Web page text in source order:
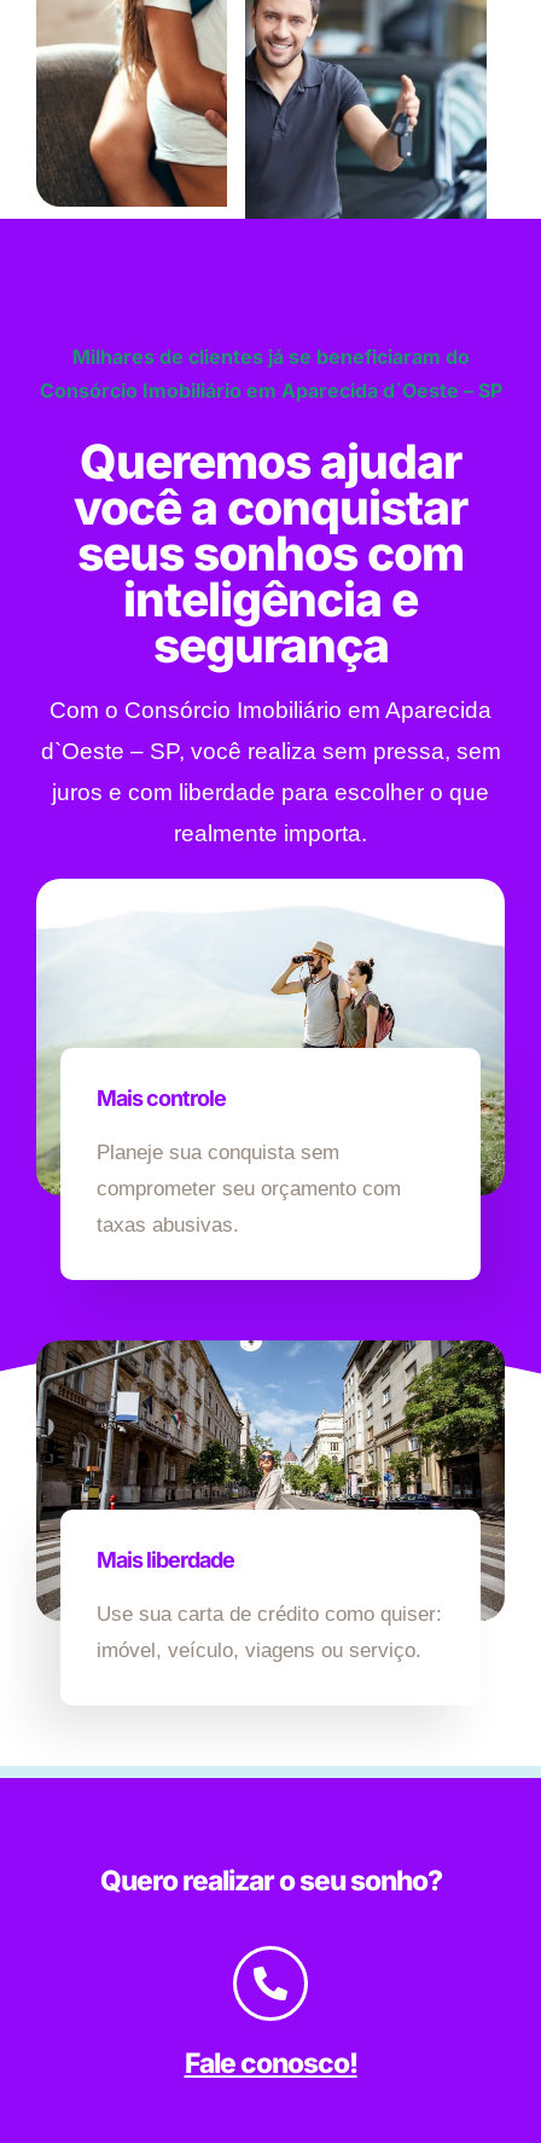
Milhares de clientes já se beneficiaram do
Consórcio Imobiliário em Aparecida d`Oeste – SP
Queremos ajudar
você a conquistar
seus sonhos com
inteligência e
segurança
Com o Consórcio Imobiliário em Aparecida
d`Oeste – SP, você realiza sem pressa, sem
juros e com liberdade para escolher o que
realmente importa.
Mais controle
Planeje sua conquista sem
comprometer seu orçamento com
taxas abusivas.
Mais liberdade
Use sua carta de crédito como quiser:
imóvel, veículo, viagens ou serviço.
Quero realizar o seu sonho?
Fale conosco!